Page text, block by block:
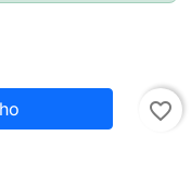
favorite_border